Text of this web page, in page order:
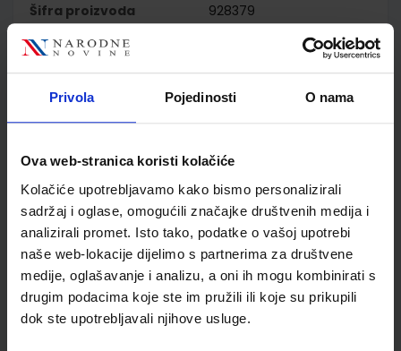
Privola Pojedinosti O nama
Ova web-stranica koristi kolačiće
Kolačiće upotrebljavamo kako bismo personalizirali
sadržaj i oglase, omogućili značajke društvenih medija i
analizirali promet. Isto tako, podatke o vašoj upotrebi
naše web-lokacije dijelimo s partnerima za društvene
medije, oglašavanje i analizu, a oni ih mogu kombinirati s
drugim podacima koje ste im pružili ili koje su prikupili
dok ste upotrebljavali njihove usluge.
Šifra proizvoda
928379
Nakladnik
ŠKOLSKA KNJIGA d.d.
Školski razred
80 VIŠE RAZREDA SŠ
Vrsta škole
3 STRUKOVNA
Reg br min
1358